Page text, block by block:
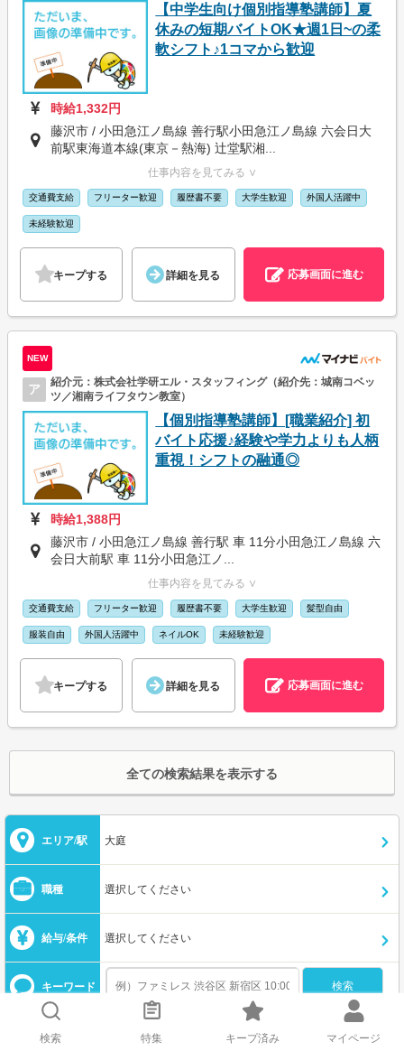
【中学生向け個別指導塾講師】夏
休みの短期バイトOK★週1日~の柔
軟シフト♪1コマから歓迎
時給1,332円
藤沢市 / 小田急江ノ島線 善行駅小田急江ノ島線 六会日大
前駅東海道本線(東京－熱海) 辻堂駅湘...
仕事内容を見てみる ∨
交通費支給 フリーター歓迎 履歴書不要 大学生歓迎 外国人活躍中
未経験歓迎
キープする 詳細を見る 応募画面に進む
NEW
ア
紹介元：株式会社学研エル・スタッフィング（紹介先：城南コベッ
ツ／湘南ライフタウン教室）
【個別指導塾講師】[職業紹介] 初
バイト応援♪経験や学力よりも人柄
重視！シフトの融通◎
時給1,388円
藤沢市 / 小田急江ノ島線 善行駅 車 11分小田急江ノ島線 六
会日大前駅 車 11分小田急江ノ...
仕事内容を見てみる ∨
交通費支給 フリーター歓迎 履歴書不要 大学生歓迎 髪型自由
服装自由 外国人活躍中 ネイルOK 未経験歓迎
キープする 詳細を見る 応募画面に進む
全ての検索結果を表示する
エリア/駅 大庭
職種 選択してください
給与/条件 選択してください
キーワード
この条件を保存する メールで新着を受け取る
検索 特集 キープ済み マイページ